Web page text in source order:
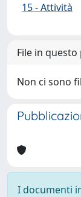
15 - Attività
File in
Non ci sono
I documenti